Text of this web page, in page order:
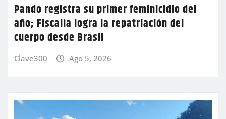
Pando registra su primer feminicidio del
año; Fiscalía logra la repatriación del
cuerpo desde Brasil
Clave300 Ago 5, 2026